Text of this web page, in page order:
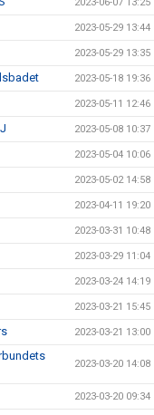
2023-05-29 13:44
2023-05-29 13:35
2023-05-18 19:36
2023-05-11 12:46
2023-05-08 10:37
2023-05-04 10:06
2023-05-02 14:58
2023-04-11 19:20
2023-03-31 10:48
2023-03-29 11:04
2023-03-24 14:19
2023-03-21 15:45
2023-03-21 13:00
2023-03-20 14:08
2023-03-20 09:34